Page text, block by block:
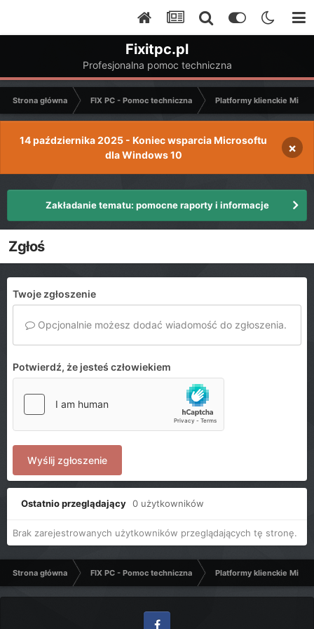
Fixitpc.pl
Profesjonalna pomoc techniczna
Strona główna FIX PC - Pomoc techniczna Platformy klienckie
14 października 2025 - Koniec wsparcia Microsoftu
dla Windows 10
×
Zakładanie tematu: pomocne raporty i informacje
Zgłoś
Twoje zgłoszenie
Opcjonalnie możesz dodać wiadomość do zgłoszenia.
Potwierdź, że jesteś człowiekiem
Wyślij zgłoszenie
Ostatnio przeglądający 0 użytkowników
Brak zarejestrowanych użytkowników przeglądających tę stronę.
Strona główna FIX PC - Pomoc techniczna Platformy klienckie